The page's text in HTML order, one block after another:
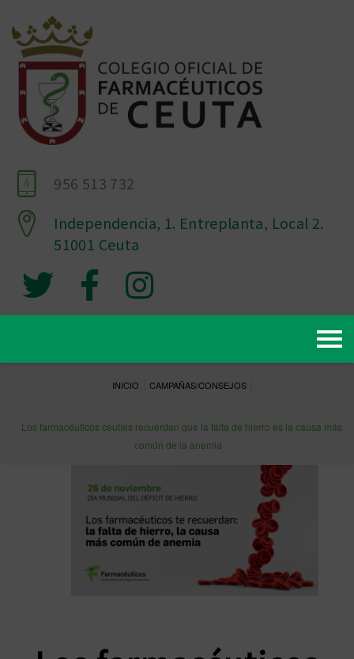
956 513 732
Independencia, 1. Entreplanta, Local 2.
51001 Ceuta
INICIO CAMPAÑAS/CONSEJOS
Los farmacéuticos ceutíes recuerdan que la falta de hierro es la causa más
común de la anemia